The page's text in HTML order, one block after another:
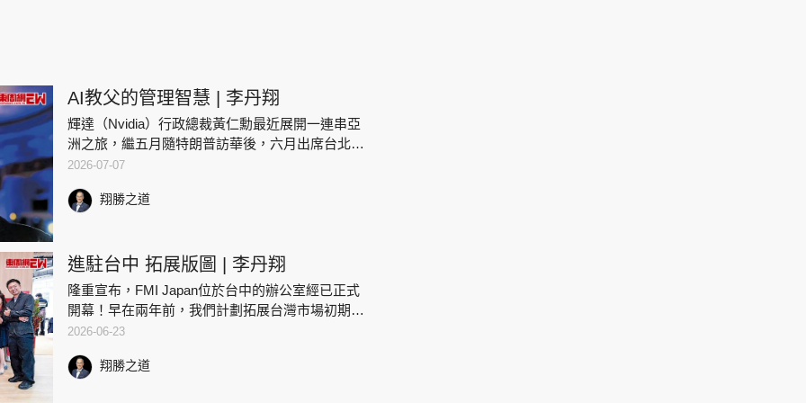
AI教父的管理智慧 | 李丹翔
輝達（Nvidia）行政總裁黃仁勳最近展開一連串亞
洲之旅，繼五月隨特朗普訪華後，六月出席台北
Computex大會 ......
2026-07-07
翔勝之道
進駐台中 拓展版圖 | 李丹翔
隆重宣布，FMI Japan位於台中的辦公室經已正式
開幕！早在兩年前，我們計劃拓展台灣市場初期
......
2026-06-23
翔勝之道